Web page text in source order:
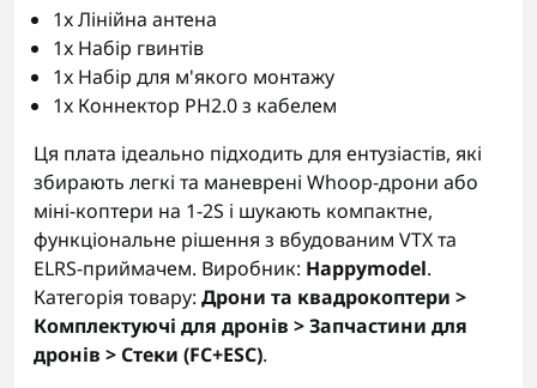
1x Лінійна антена
1x Набір гвинтів
1x Набір для м'якого монтажу
1x Коннектор PH2.0 з кабелем
Ця плата ідеально підходить для ентузіастів, які
збирають легкі та маневрені Whoop-дрони або
міні-коптери на 1-2S і шукають компактне,
функціональне рішення з вбудованим VTX та
ELRS-приймачем. Виробник: Happymodel.
Категорія товару: Дрони та квадрокоптери >
Комплектуючі для дронів > Запчастини для
дронів > Стеки (FC+ESC).